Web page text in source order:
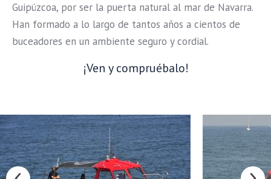
Guipúzcoa, por ser la puerta natural al mar de Navarra.
Han formado a lo largo de tantos años a cientos de
buceadores en un ambiente seguro y cordial.
¡Ven y compruébalo!